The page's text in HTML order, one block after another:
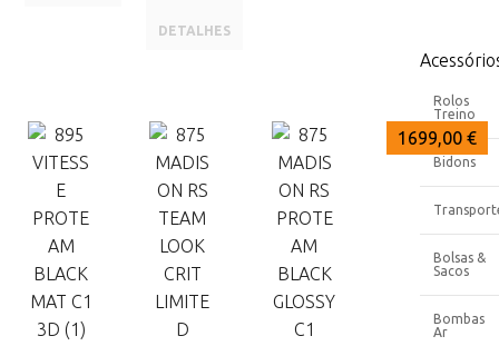
DETALHES
3940,00 €
1999,00 €
1699,00 €
Rolos
Treino
Bidons
Bolsas &
Sacos
Bombas
Ar